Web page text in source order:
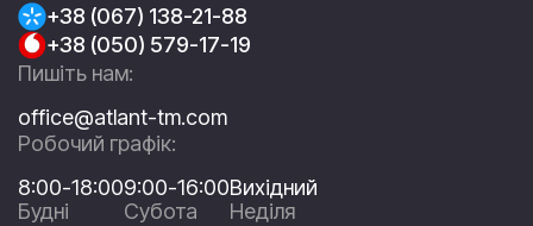
+38 (067) 138-21-88
+38 (050) 579-17-19
Пишіть нам:
office@atlant-tm.com
Робочий графік:
8:00-18:00
Будні
9:00-16:00
Субота
Вихідний
Неділя